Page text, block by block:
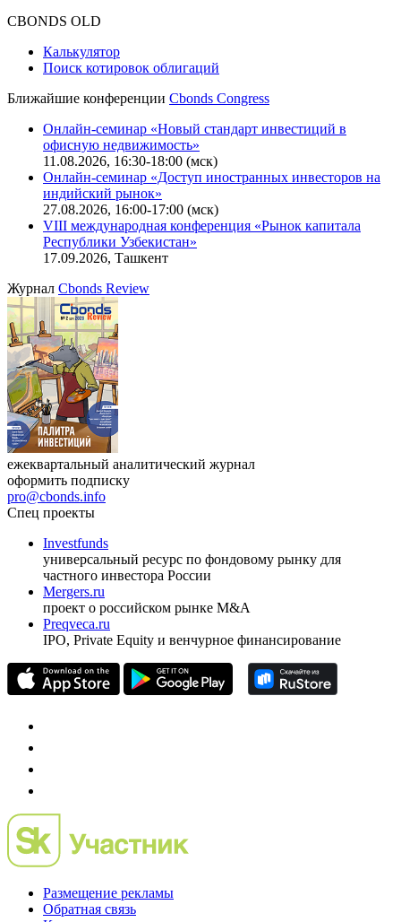
CBONDS OLD
Калькулятор
Поиск котировок облигаций
Ближайшие конференции Cbonds Congress
Онлайн-семинар «Новый стандарт инвестиций в
офисную недвижимость»
11.08.2026, 16:30-18:00 (мск)
Онлайн-семинар «Доступ иностранных инвесторов на
индийский рынок»
27.08.2026, 16:00-17:00 (мск)
VIII международная конференция «Рынок капитала
Республики Узбекистан»
17.09.2026, Ташкент
Журнал Cbonds Review
ежеквартальный аналитический журнал
оформить подписку
pro@cbonds.info
Спец проекты
Investfunds
универсальный ресурс по фондовому рынку для
частного инвестора России
Mergers.ru
проект о российском рынке M&A
Preqveca.ru
IPO, Private Equity и венчурное финансирование
Размещение рекламы
Обратная связь